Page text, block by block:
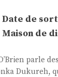
Date de
Maison de
parle
Dukureh,